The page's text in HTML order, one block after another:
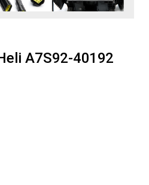
A7S92-40192